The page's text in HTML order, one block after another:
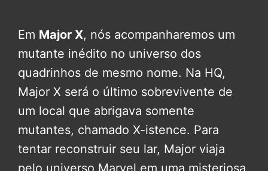
Em Major X, nós acompanharemos um
mutante inédito no universo dos
quadrinhos de mesmo nome. Na HQ,
Major X será o último sobrevivente de
um local que abrigava somente
mutantes, chamado X-istence. Para
tentar reconstruir seu lar, Major viaja